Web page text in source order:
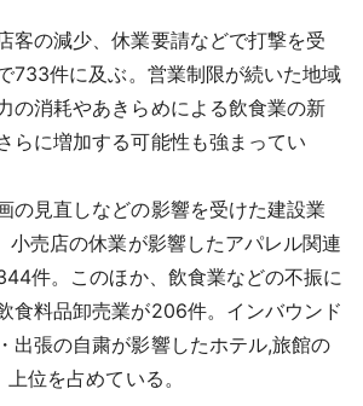
客の減少、休業要請などで打撃を受
733件に及ぶ。営業制限が続いた地域
の消耗やあきらめによる飲食業の新
らに増加する可能性も強まってい
の見直しなどの影響を受けた建設業
小売店の休業が影響したアパレル関連
件。このほか、飲食業などの不振に
食料品卸売業が206件。インバウンド
出張の自粛が影響したホテル,旅館の
位を占めている。